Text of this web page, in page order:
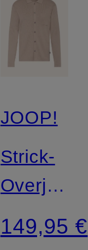
JOOP!
Strick-
ACO
149,95 €